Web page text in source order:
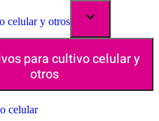
celular y otros
para cultivo celular y
otros
celular